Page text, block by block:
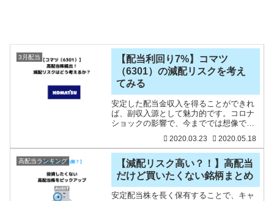
3月配当
【配当利回り7%】コマツ
（6301）の減配リスクを考え
てみる
安定した配当金収入を得ることができれ
ば、副収入源として魅力的です。コロナ
ショックの影響で、今まででは想像でき
えば、三井住友FCは7％程度あります
し、JTも8％を超えています。
FPG（7148）に至っては配
2020.03.23 2020.05.18
高配当ランキング
【減配リスク高い？！】高配当
だけど買いたくない銘柄まとめ
安定配当株を長く保有することで、キャ